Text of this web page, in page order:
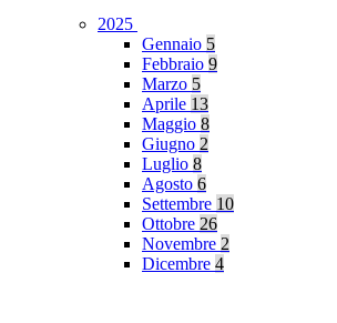
2025
Gennaio 5
Febbraio 9
Marzo 5
Aprile 13
Maggio 8
Giugno 2
Luglio 8
Agosto 6
Settembre 10
Ottobre 26
Novembre 2
Dicembre 4